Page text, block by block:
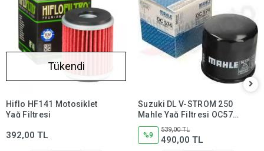
Tükendi
Hiflo HF141 Motosiklet
Yağ Filtresi
392,00 TL
Suzuki DL V-STROM 250
Mahle Yağ Filtresi OC574,
dl250,dlv250
%9
539,00 TL
490,00 TL